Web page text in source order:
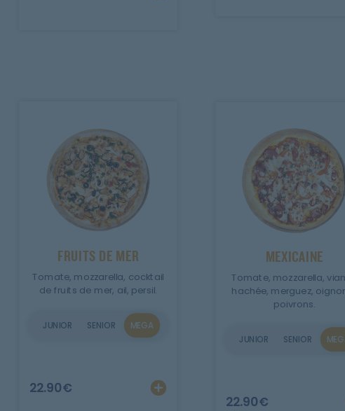
FRUITS DE MER
Tomate, mozzarella, cocktail
de fruits de mer, ail, persil.
JUNIOR SENIOR MEGA
22.90€
MEXICAINE
Tomate, mozzarella,
hachée, merguez,
poivrons.
JUNIOR SENIOR
22.90€